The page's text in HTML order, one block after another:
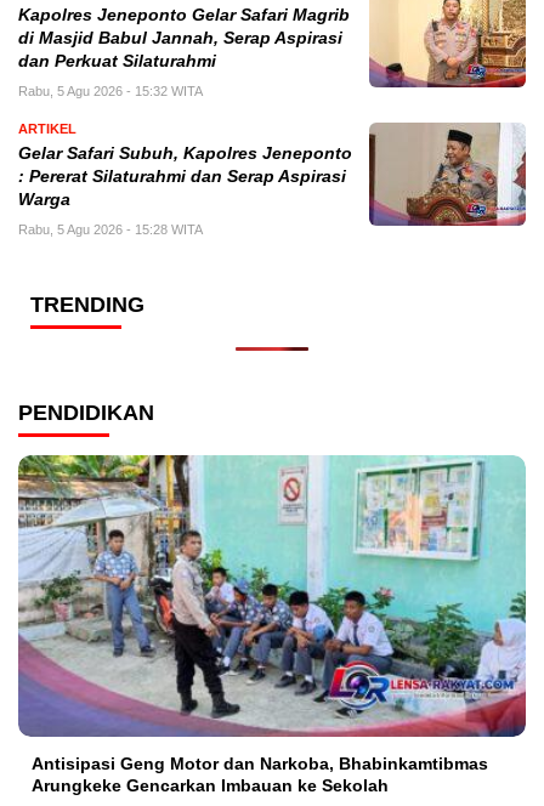
Kapolres Jeneponto Gelar Safari Magrib
di Masjid Babul Jannah, Serap Aspirasi
dan Perkuat Silaturahmi
Rabu, 5 Agu 2026 - 15:32 WITA
ARTIKEL
Gelar Safari Subuh, Kapolres Jeneponto
: Pererat Silaturahmi dan Serap Aspirasi
Warga
Rabu, 5 Agu 2026 - 15:28 WITA
TRENDING
PENDIDIKAN
Antisipasi Geng Motor dan Narkoba, Bhabinkamtibmas
Arungkeke Gencarkan Imbauan ke Sekolah